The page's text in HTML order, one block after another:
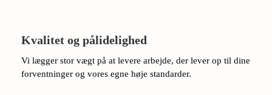
Kvalitet og pålidelighed
Vi lægger stor vægt på at levere arbejde, der lever op til dine
forventninger og vores egne høje standarder.